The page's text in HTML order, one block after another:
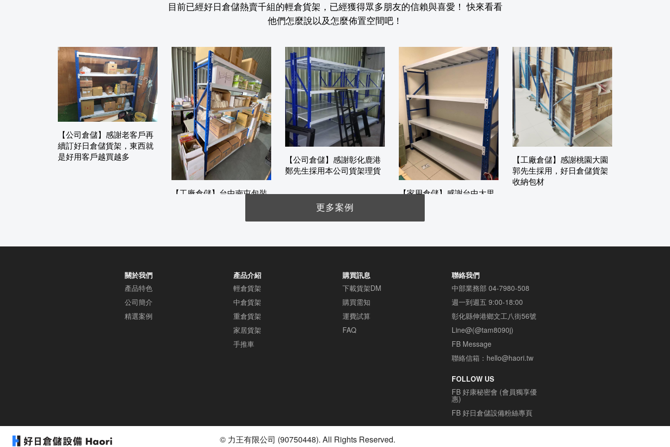
目前已經好日倉儲熱賣千組的輕倉貨架，已經獲得眾多朋友的信賴與喜愛！ 快來看看
他們怎麼說以及怎麼佈置空間吧！
【公司倉儲】感謝老客戶再
續訂好日倉儲貨架，東西就
是好用客戶越買越多
【工廠倉儲】台中南屯包裝
【公司倉儲】感謝彰化鹿港
鄭先生採用本公司貨架理貨
【家用倉儲】感謝台中大里
【工廠倉儲】感謝桃園大園
郭先生採用，好日倉儲貨架
收納包材
更多案例
關於我們
產品特色
公司簡介
精選案例
產品介紹
輕倉貨架
中倉貨架
重倉貨架
家居貨架
手推車
購買訊息
下載貨架DM
購買需知
運費試算
FAQ
聯絡我們
中部業務部 04-7980-508
週一到週五 9:00-18:00
彰化縣伸港鄉文工八街56號
Line@(@tam8090j)
FB Message
聯絡信箱： hello@haori.tw
FOLLOW US
FB 好康秘密會 (會員獨享優
惠)
FB 好日倉儲設備粉絲專頁
© 力王有限公司 (90750448). All Rights Reserved.